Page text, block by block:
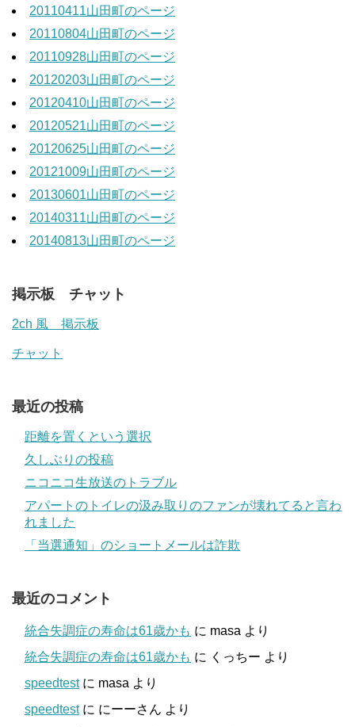
20110411山田町のページ
20110804山田町のページ
20110928山田町のページ
20120203山田町のページ
20120410山田町のページ
20120521山田町のページ
20120625山田町のページ
20121009山田町のページ
20130601山田町のページ
20140311山田町のページ
20140813山田町のページ
掲示板 チャット
2ch 風 掲示板
チャット
最近の投稿
距離を置くという選択
久しぶりの投稿
ニコニコ生放送のトラブル
アパートのトイレの汲み取りのファンが壊れてると言わ
れました
「当選通知」のショートメールは詐欺
最近のコメント
統合失調症の寿命は61歳かも に masa より
統合失調症の寿命は61歳かも に くっちー より
speedtestに masa より
speedtestに にーーさん より